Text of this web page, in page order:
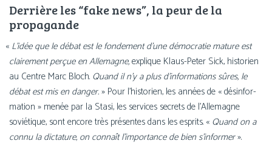
Derrière les “fake news”, la peur de la
propagande
« L’idée que le débat est le fon­de­ment d’une démo­cra­tie mature est
clai­re­ment per­çue en Allemagne,explique Klaus-Peter Sick, his­to­rien
au Centre Marc Bloch. Quand il n’y a plus d’informations sûres, le
débat est mis en dan­ger.» Pour l’historien, les années de « dés­in­for­
ma­tion » menée par la Stasi, les ser­vices secrets de l’Allemagne
sovié­tique, sont encore très pré­sentes dans les esprits. « Quand on a
connu la dic­ta­ture, on connaît l’importance de bien s’informer».